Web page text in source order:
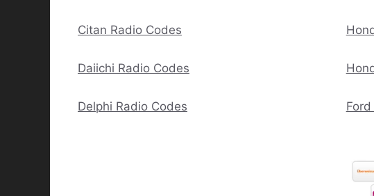
Citan Radio Codes
Daiichi Radio Codes
Delphi Radio Codes